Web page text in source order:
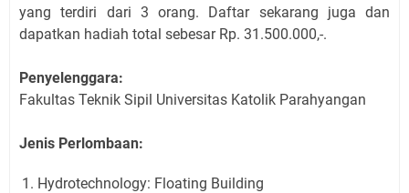
yang terdiri dari 3 orang. Daftar sekarang juga dan
dapatkan hadiah total sebesar Rp. 31.500.000,-.
Penyelenggara:
Fakultas Teknik Sipil Universitas Katolik Parahyangan
Jenis Perlombaan:
Hydrotechnology: Floating Building